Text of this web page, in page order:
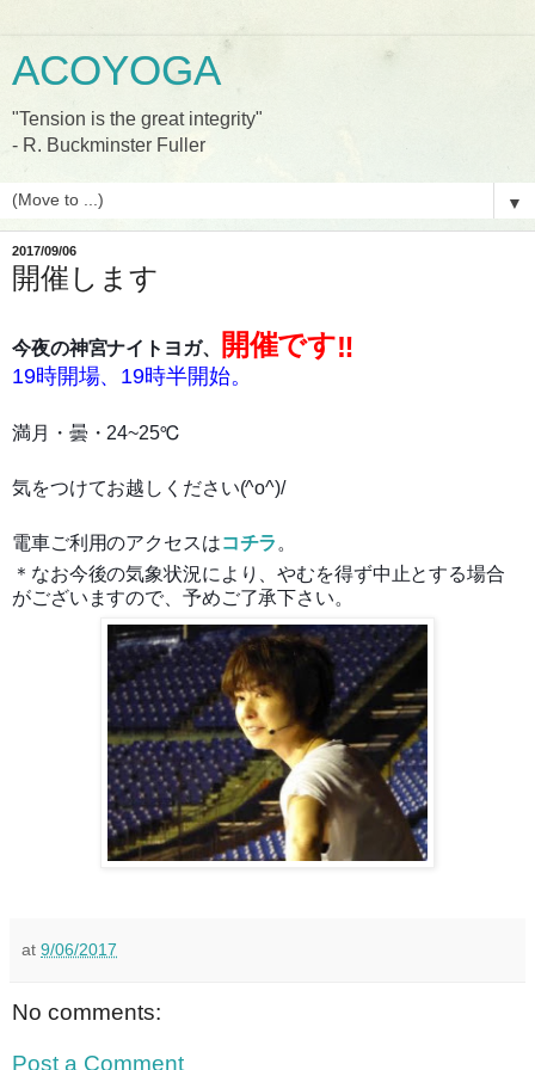
ACOYOGA
"Tension is the great integrity"
- R. Buckminster Fuller
▼
2017/09/06
開催します
今夜の神宮ナイトヨガ、 開催です‼︎
19時開場、19時半開始。
満月・曇・24~25℃
気をつけてお越しください(^o^)/
電車ご利用のアクセスはコチラ 。
＊なお今後の気象状況により、やむを得ず中止とする場合
がございますので、予めご了承下さい。
at 9/06/2017
No comments:
Post a Comment